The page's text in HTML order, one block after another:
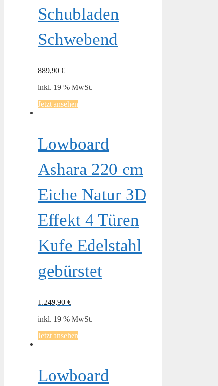
Schubladen
Schwebend
889,90 €
inkl. 19 % MwSt.
Jetzt ansehen
Lowboard
Ashara 220 cm
Eiche Natur 3D
Effekt 4 Türen
Kufe Edelstahl
gebürstet
1.249,90 €
inkl. 19 % MwSt.
Jetzt ansehen
Lowboard